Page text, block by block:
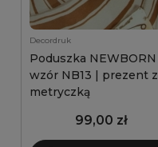
Decordruk
Poduszka NEWBORN
wzór NB13 | prezent z
metryczką
99,00 zł